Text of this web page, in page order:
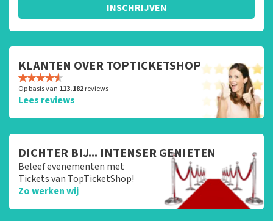
INSCHRIJVEN
KLANTEN OVER TOPTICKETSHOP
Op basis van 113.182reviews
Lees reviews
DICHTER BIJ... INTENSER GENIETEN
Beleef evenementen met
Tickets van TopTicketShop!
Zo werken wij